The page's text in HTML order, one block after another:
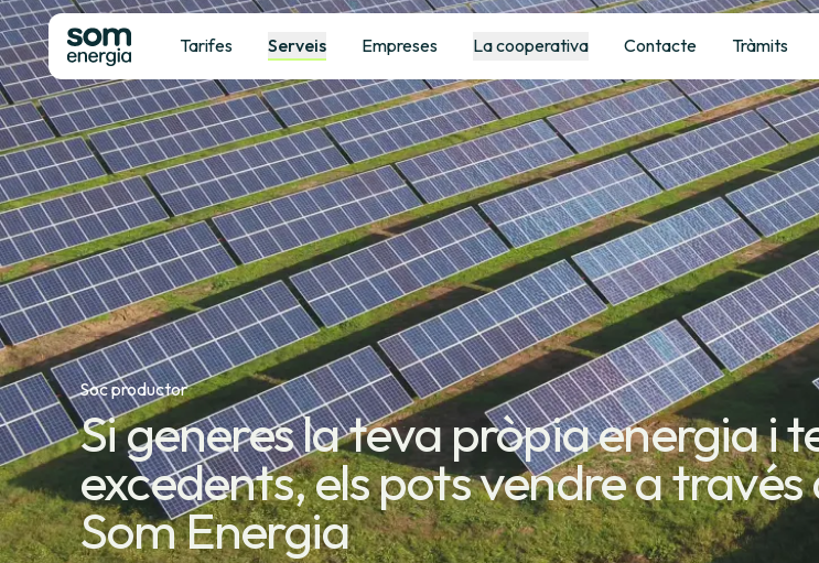
Tarifes Serveis Empreses La cooperativa Contacte Tràmits
Soc productor
Si generes la teva pròpia energia i
excedents, els pots vendre a través
Som Energia